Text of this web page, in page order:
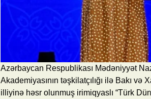
Azərbaycan Respublikası Mədəniyyət
Akademiyasının təşkilatçılığı ilə Bakı
illiyinə həsr olunmuş irimiqyaslı “Türk